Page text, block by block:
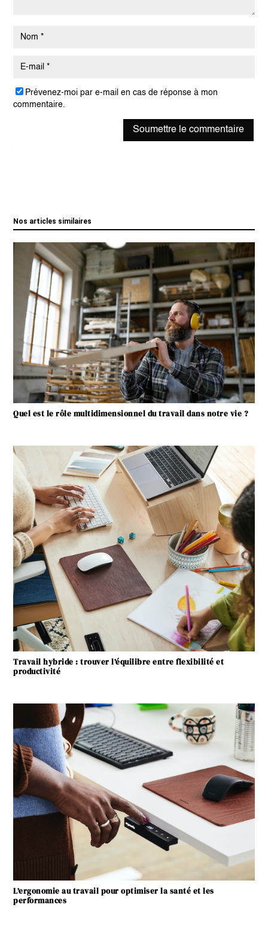
Prévenez-moi par e-mail en cas de réponse à mon
commentaire.
Soumettre le commentaire
Nos articles similaires
Quel est le rôle multidimensionnel du travail dans notre vie ?
Travail hybride : trouver l’équilibre entre flexibilité et
productivité
L’ergonomie au travail pour optimiser la santé et les
performances